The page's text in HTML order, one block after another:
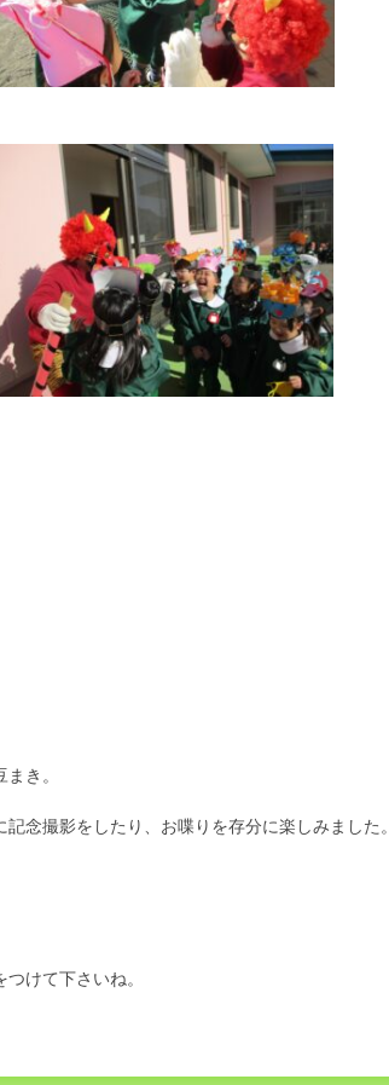
き。
念撮影をしたり、お喋りを存分に楽しみました。
けて下さいね。